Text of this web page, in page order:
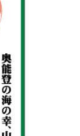
場
い・暮らし
地域・観光
産・建築